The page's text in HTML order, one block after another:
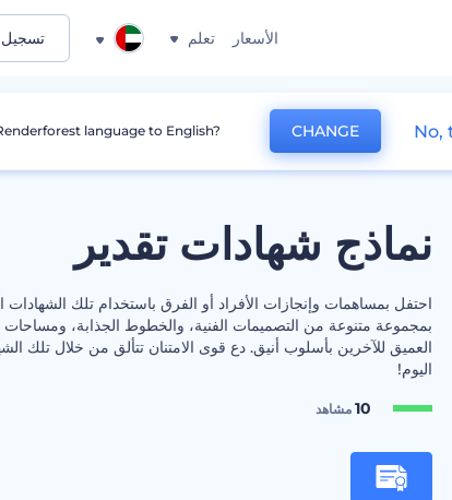
الأسعار تعلم تسجيل
نماذج شهادات تقدير
احتفل بمساهمات وإنجازات الأفراد أو الفرق باستخدام تلك الشهادات
بمجموعة متنوعة من التصميمات الفنية، والخطوط الجذابة،
العميق للآخرين بأسلوب أنيق. دع قوى الامتنان تتألق من خلال تلك
اليوم!
10مشاهد
language to English? CHANGE No,